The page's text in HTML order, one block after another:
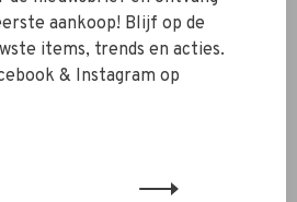
aankoop! Blijf op de
items, trends en acties.
& Instagram op